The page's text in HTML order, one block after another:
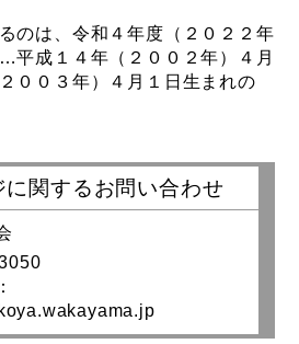
のは、令和４年度（２０２２年
平成１４年（２００２年）４月
００３年）４月１日生まれの
に関するお問い合わせ